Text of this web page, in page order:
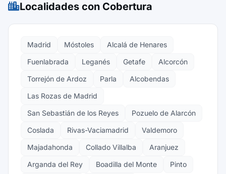
Localidades con Cobertura
Madrid Móstoles
Alcalá de Henares
Fuenlabrada
Leganés Getafe
Alcorcón
Torrejón de Ardoz
Parla
Alcobendas
Las Rozas de Madrid
San Sebastián de los Reyes
Pozuelo de Alarcón
Coslada
Rivas-Vaciamadrid
Valdemoro
Majadahonda
Collado Villalba
Aranjuez
Arganda del Rey
Boadilla del Monte
Pinto